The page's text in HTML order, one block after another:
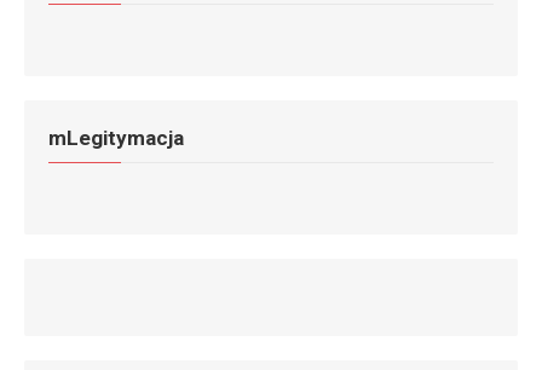
mLegitymacja